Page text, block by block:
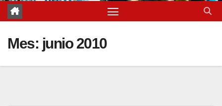
Mes: junio 2010